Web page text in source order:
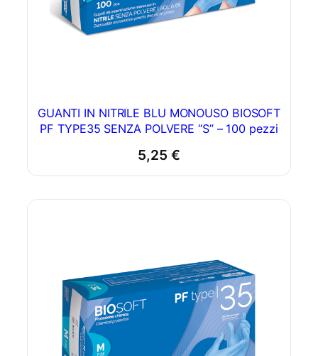
GUANTI IN NITRILE BLU MONOUSO BIOSOFT
PF TYPE35 SENZA POLVERE “S” – 100 pezzi
5,25 €